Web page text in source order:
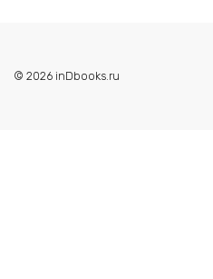
© 2026 inDbooks.ru